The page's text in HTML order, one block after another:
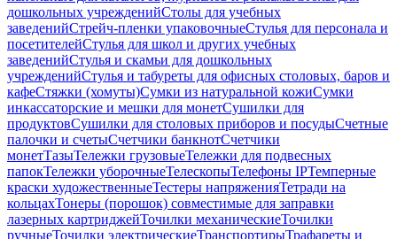
дошкольных учрежденийСтолы для учебных
заведенийСтрейч-пленки упаковочныеСтулья для персонала и
посетителейСтулья для школ и других учебных
заведенийСтулья и скамьи для дошкольных
учрежденийСтулья и табуреты для офисных столовых, баров и
кафеСтяжки (хомуты)Сумки из натуральной кожиСумки
инкассаторские и мешки для монетСушилки для
продуктовСушилки для столовых приборов и посудыСчетные
палочки и счетыСчетчики банкнотСчетчики
монетТазыТележки грузовыеТележки для подвесных
папокТележки уборочныеТелескопыТелефоны IPТемперные
краски художественныеТестеры напряженияТетради на
кольцахТонеры (порошок) совместимые для заправки
лазерных картриджейТочилки механическиеТочилки
ручныеТочилки электрическиеТранспортирыТрафареты и